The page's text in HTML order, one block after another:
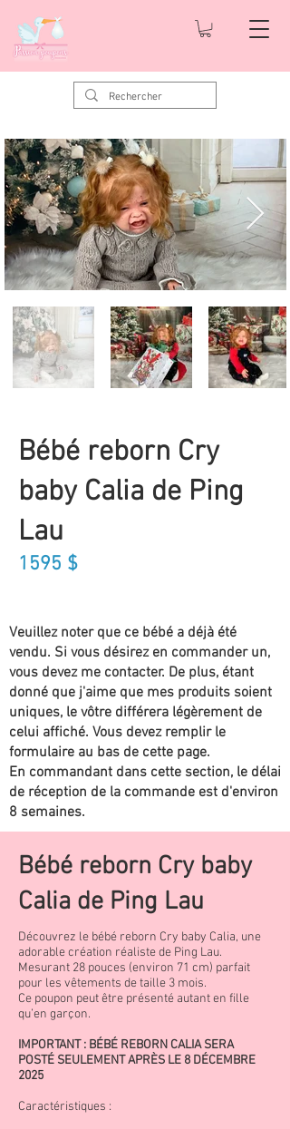
Bébé reborn Cry
baby Calia de Ping
Lau
1595 $
Veuillez noter que ce bébé a déjà été
vendu. Si vous désirez en commander un,
vous devez me contacter. De plus, étant
donné que j'aime que mes produits soient
uniques, le vôtre différera légèrement de
celui affiché. Vous devez remplir le
formulaire au bas de cette page.
En commandant dans cette section, le délai
de réception de la commande est d'environ
8 semaines.
Bébé reborn Cry baby
Calia de Ping Lau
Découvrez le bébé reborn Cry baby Calia, une
adorable création réaliste de Ping Lau.
Mesurant 28 pouces (environ 71 cm) parfait
pour les vêtements de taille 3 mois.
Ce poupon peut être présenté autant en fille
qu’en garçon.
IMPORTANT : BÉBÉ REBORN CALIA SERA
POSTÉ SEULEMENT APRÈS LE 8 DÉCEMBRE
2025
Caractéristiques :